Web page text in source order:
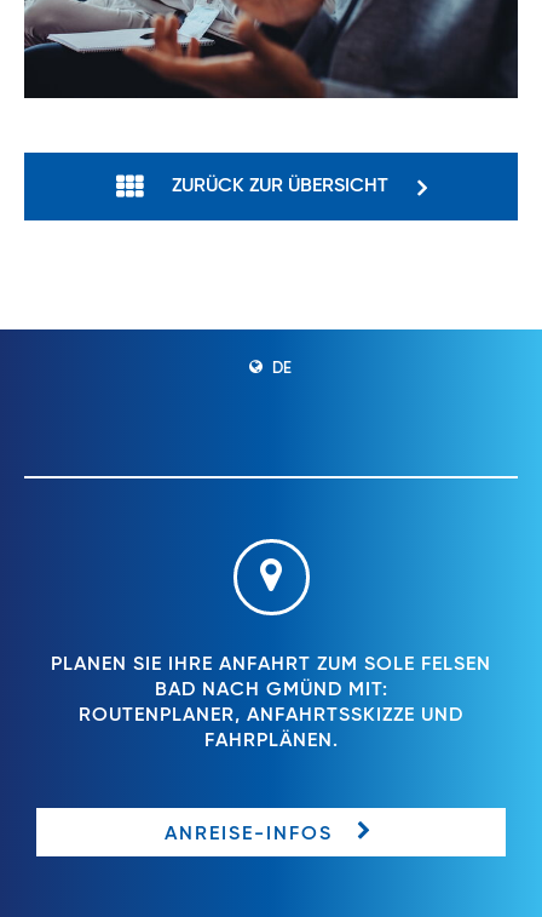
ZURÜCK ZUR ÜBERSICHT
DE
PLANEN SIE IHRE ANFAHRT ZUM SOLE FELSEN
BAD NACH GMÜND MIT:
ROUTENPLANER, ANFAHRTSSKIZZE UND
FAHRPLÄNEN.
ANREISE-INFOS